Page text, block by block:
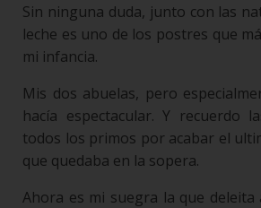
Sin ninguna duda, junto con las
leche es uno de los postres que
mi infancia.
Mis dos abuelas, pero
hacía espectacular. Y recuerdo
todos los primos por acabar el
que quedaba en la sopera.
Ahora es mi suegra la que deleita